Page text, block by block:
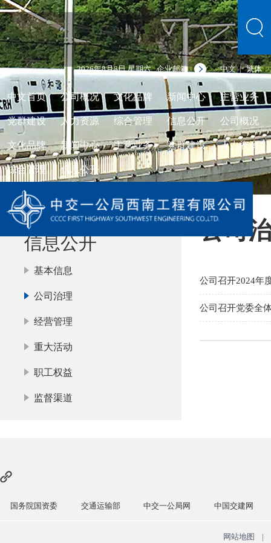
2026年8月8日 星期六企业邮箱 中文 | 繁体
中文首页 公司概况 文化品牌 新闻中心 主营业务
党群建设 人力资源 综合管理 信息公开 公司概况
文化品牌 新闻中心 主营业务 党群建设 人力资源
综合管理 信息公开
信息公开
基本信息
公司治理
经营管理
重大活动
职工权益
监督渠道
公司
公司召开2024年
公司召开党委全
国务院国资委 交通运输部 中交一公局网 中国交建网
网站地图 |